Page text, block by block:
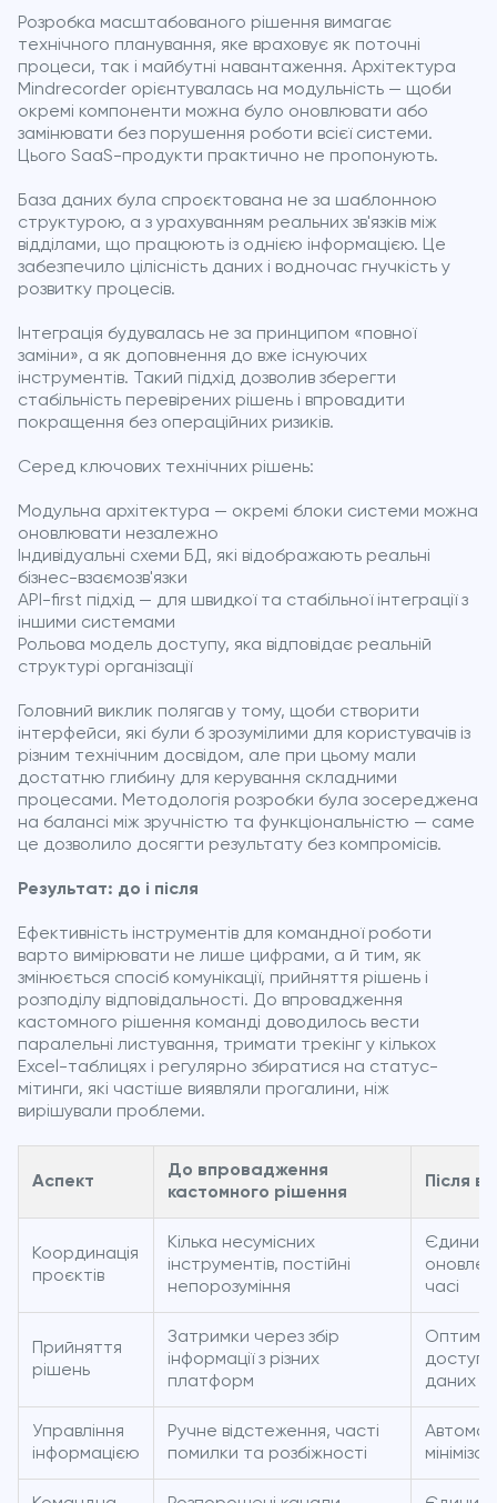
Розробка масштабованого рішення вимагає
технічного планування, яке враховує як поточні
процеси, так і майбутні навантаження. Архітектура
Mindrecorder орієнтувалась на модульність — щоби
окремі компоненти можна було оновлювати або
замінювати без порушення роботи всієї системи.
Цього SaaS-продукти практично не пропонують.
База даних була спроєктована не за шаблонною
структурою, а з урахуванням реальних зв'язків між
відділами, що працюють із однією інформацією. Це
забезпечило цілісність даних і водночас гнучкість у
розвитку процесів.
Інтеграція будувалась не за принципом «повної
заміни», а як доповнення до вже існуючих
інструментів. Такий підхід дозволив зберегти
стабільність перевірених рішень і впровадити
покращення без операційних ризиків.
Серед ключових технічних рішень:
Модульна архітектура — окремі блоки системи можна
оновлювати незалежно
Індивідуальні схеми БД, які відображають реальні
бізнес-взаємозв'язки
API-first підхід — для швидкої та стабільної інтеграції з
іншими системами
Рольова модель доступу, яка відповідає реальній
структурі організації
Головний виклик полягав у тому, щоби створити
інтерфейси, які були б зрозумілими для користувачів із
різним технічним досвідом, але при цьому мали
достатню глибину для керування складними
процесами. Методологія розробки була зосереджена
на балансі між зручністю та функціональністю — саме
це дозволило досягти результату без компромісів.
Результат: до і після
Ефективність інструментів для командної роботи
варто вимірювати не лише цифрами, а й тим, як
змінюється спосіб комунікації, прийняття рішень і
розподілу відповідальності. До впровадження
кастомного рішення команді доводилось вести
паралельні листування, тримати трекінг у кількох
Excel-таблицях і регулярно збиратися на статус-
мітинги, які частіше виявляли прогалини, ніж
вирішували проблеми.
Аспект
До впровадження
кастомного рішення
Після
Координація
проєктів
Кілька несумісних
інструментів, постійні
непорозуміння
Єдиний
часі
Прийняття
рішень
Затримки через збір
інформації з різних
платформ
даних
Управління
інформацією
Ручне відстеження, часті
помилки та розбіжності